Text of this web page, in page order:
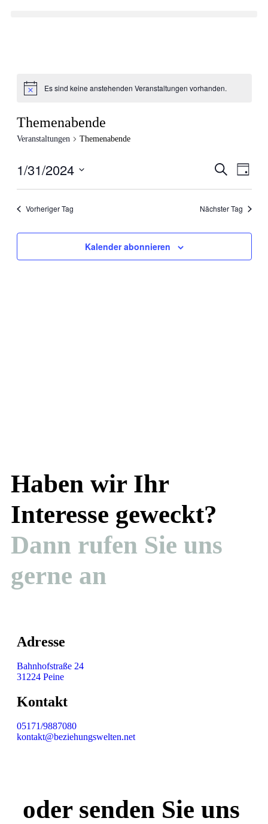
Es sind keine anstehenden Veranstaltungen vorhanden.
Themenabende
Veranstaltungen Themenabende
Suche
Tag
1/31/2024
Vorheriger Tag
Nächster Tag
Kalender abonnieren
Haben wir Ihr
Interesse geweckt?
Dann rufen Sie uns
gerne an
Adresse
Bahnhofstraße 24
31224 Peine
Kontakt
05171/9887080
kontakt@beziehungswelten.net
oder senden Sie uns